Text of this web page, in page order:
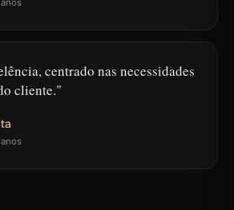
centrado nas necessidades
cliente.